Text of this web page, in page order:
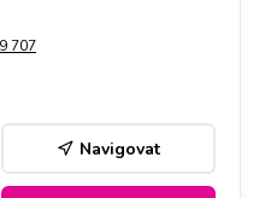
707
Navigovat